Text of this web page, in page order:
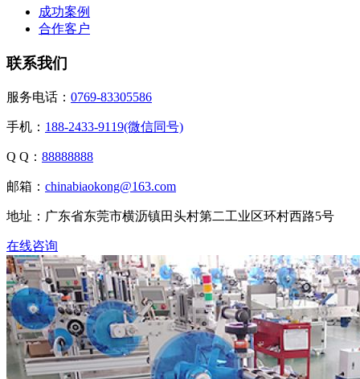
成功案例
合作客户
联系我们
服务电话： 0769-83305586
手机： 188-2433-9119(微信同号)
Q Q： 88888888
邮箱： chinabiaokong@163.com
地址：广东省东莞市横沥镇田头村第二工业区环村西路5号
在线咨询